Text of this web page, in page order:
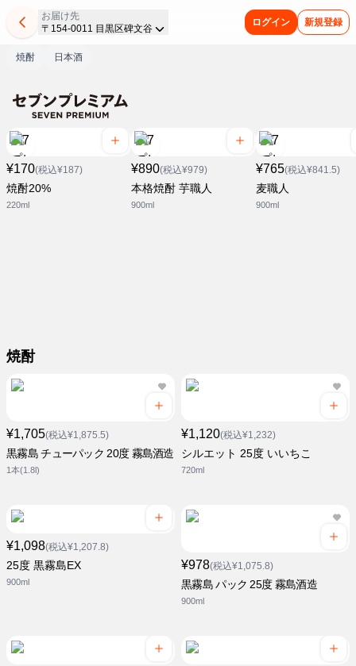
お届け先
〒154-0011 目黒区碑文谷
ログイン 新規登録
焼酎 日本酒
¥170(税込¥187)
焼酎20%
220ml
¥890(税込¥979)
本格焼酎 芋職人
900ml
¥765(税込¥841.5)
麦職人
900ml
焼酎
¥1,705(税込¥1,875.5)
黒霧島 チューパック 20度 霧島酒造
1本(1.8l)
¥1,120(税込¥1,232)
シルエット 25度 いいちこ
720ml
¥1,098(税込¥1,207.8)
25度 黒霧島EX
900ml
¥978(税込¥1,075.8)
黒霧島 パック 25度 霧島酒造
900ml